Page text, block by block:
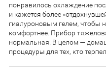
понравилось охлаждение
и кажется более
гиалуроновым гелем, чтобы
комфортнее. Прибор
нормальная. В целом —
процедуры для тех, кто